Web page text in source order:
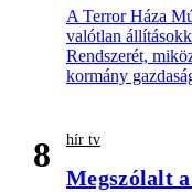
A Terror Háza
valótlan
Rendszerét,
kormány
8 hír tv
Megszólalt